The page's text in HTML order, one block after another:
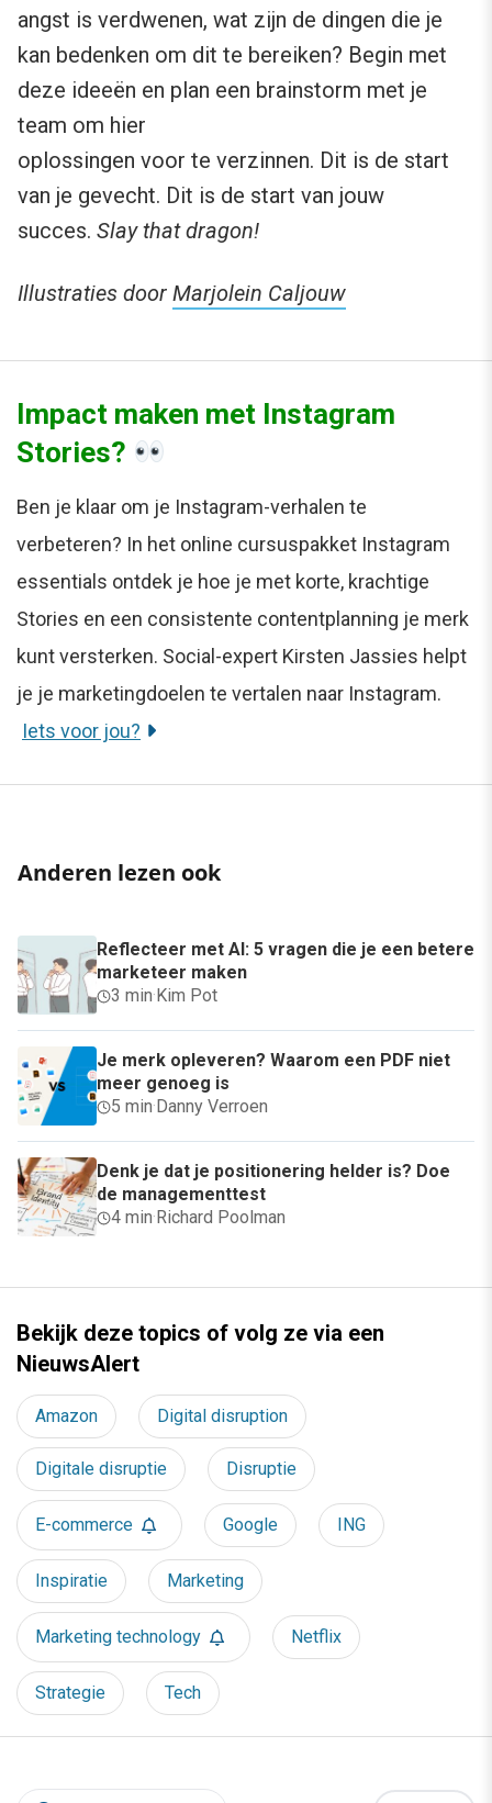
angst is verdwenen, wat zijn de dingen die je
kan bedenken om dit te bereiken? Begin met
deze ideeën en plan een brainstorm met je
team om hier
oplossingen voor te verzinnen. Dit is de start
van je gevecht. Dit is de start van jouw
succes. Slay that dragon!
Illustraties door Marjolein Caljouw
Impact maken met Instagram
Stories?
Ben je klaar om je Instagram-verhalen te
verbeteren? In het online cursuspakket Instagram
essentials ontdek je hoe je met korte, krachtige
Stories en een consistente contentplanning je merk
kunt versterken. Social-expert Kirsten Jassies helpt
je je marketingdoelen te vertalen naar Instagram.
Iets voor jou?
Anderen lezen ook
Reflecteer met AI: 5 vragen die je een betere
marketeer maken
3 min·Kim Pot
Je merk opleveren? Waarom een PDF niet
meer genoeg is
5 min·Danny Verroen
Denk je dat je positionering helder is? Doe
de managementtest
4 min·Richard Poolman
Bekijk deze topics of volg ze via een
NieuwsAlert
Amazon Digital disruption
Digitale disruptie Disruptie
E-commerce Google ING
Inspiratie Marketing
Marketing technology Netflix
Strategie Tech